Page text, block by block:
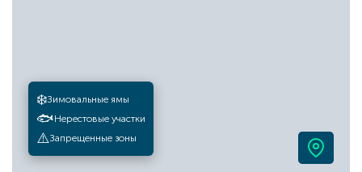
❄️Зимовальные ямы
🐟Нерестовые участки
⚠️Запрещенные зоны